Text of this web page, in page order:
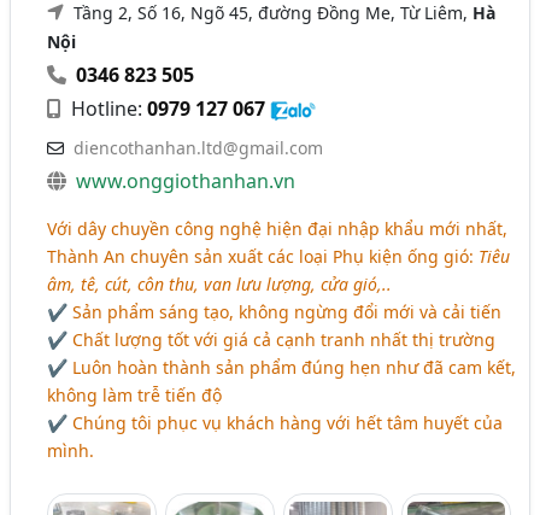
Tầng 2, Số 16, Ngõ 45, đường Đồng Me, Từ Liêm, Hà
Nội
0346 823 505
Hotline:0979 127 067
diencothanhan.ltd@gmail.com
www.onggiothanhan.vn
Với dây chuyền công nghệ hiện đại nhập khẩu mới nhất,
Thành An chuyên sản xuất các loại Phụ kiện ống gió: Tiêu
âm, tê, cút, côn thu, van lưu lượng, cửa gió,..
✔ Sản phẩm sáng tạo, không ngừng đổi mới và cải tiến
✔ Chất lượng tốt với giá cả cạnh tranh nhất thị trường
✔ Luôn hoàn thành sản phẩm đúng hẹn như đã cam kết,
không làm trễ tiến độ
✔ Chúng tôi phục vụ khách hàng với hết tâm huyết của
mình.